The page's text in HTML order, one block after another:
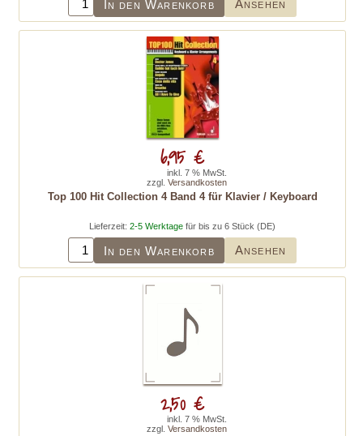
In den Warenkorb Ansehen
Top 100 Hit Collection 4 Band 4 für Klavier / Keyboard
Lieferzeit: 2-5 Werktage für bis zu 6 Stück (DE)
In den Warenkorb Ansehen
6,95 €
inkl. 7 % MwSt.
zzgl. Versandkosten
2,50 €
inkl. 7 % MwSt.
zzgl. Versandkosten